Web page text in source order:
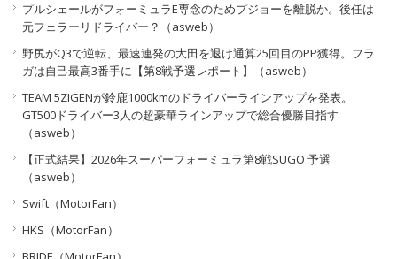
プルシェールがフォーミュラE専念のためプジョーを離脱か。後任は
元フェラーリドライバー？（asweb）
野尻がQ3で逆転、最速連発の大田を退け通算25回目のPP獲得。フラ
ガは自己最高3番手に【第8戦予選レポート】（asweb）
TEAM 5ZIGENが鈴鹿1000kmのドライバーラインアップを発表。
GT500ドライバー3人の超豪華ラインアップで総合優勝目指す
（asweb）
【正式結果】2026年スーパーフォーミュラ第8戦SUGO 予選
（asweb）
Swift（MotorFan）
HKS（MotorFan）